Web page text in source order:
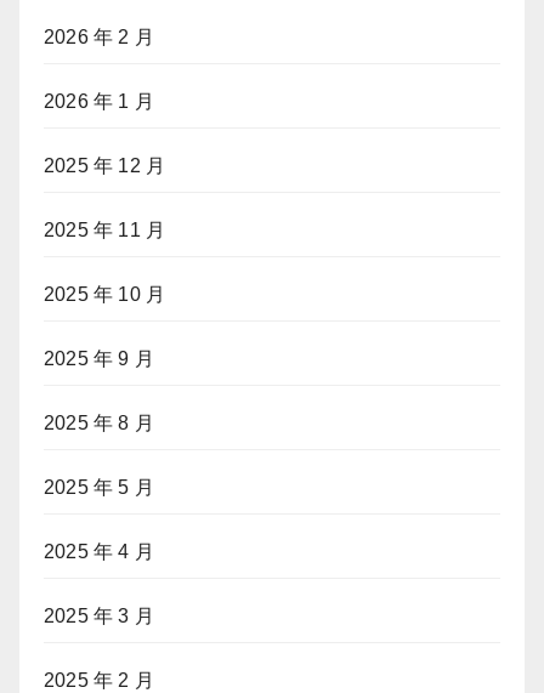
2026 年 2 月
2026 年 1 月
2025 年 12 月
2025 年 11 月
2025 年 10 月
2025 年 9 月
2025 年 8 月
2025 年 5 月
2025 年 4 月
2025 年 3 月
2025 年 2 月